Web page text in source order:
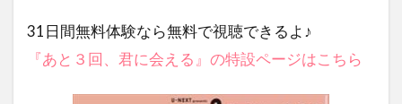
31日間無料体験なら無料で視聴できるよ♪
『あと３回、君に会える』の特設ページはこちら